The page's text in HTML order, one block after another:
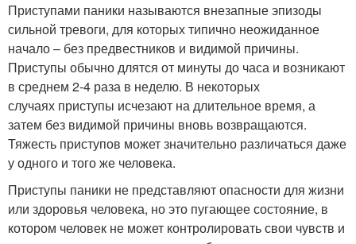
Приступами паники называются внезапные эпизоды
сильной тревоги, для которых типично неожиданное
начало – без предвестников и видимой причины.
Приступы обычно длятся от минуты до часа и возникают
в среднем 2-4 раза в неделю. В некоторых
случаях приступы исчезают на длительное время, а
затем без видимой причины вновь возвращаются.
Тяжесть приступов может значительно различаться даже
у одного и того же человека.
Приступы паники не представляют опасности для жизни
или здоровья человека, но это пугающее состояние, в
котором человек не может контролировать свои чувств и